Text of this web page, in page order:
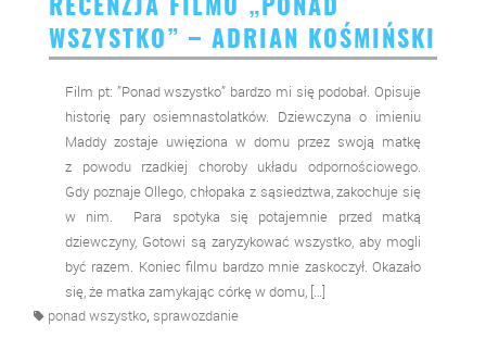
RECENZJA FILMU „PONAD
WSZYSTKO” – ADRIAN KOŚMIŃSKI
Film pt: ”Ponad wszystko” bardzo mi się podobał. Opisuje
historię pary osiemnastolatków. Dziewczyna o imieniu
Maddy zostaje uwięziona w domu przez swoją matkę
z powodu rzadkiej choroby układu odpornościowego.
Gdy poznaje Ollego, chłopaka z sąsiedztwa, zakochuje się
w nim. Para spotyka się potajemnie przed matką
dziewczyny, Gotowi są zaryzykować wszystko, aby mogli
być razem. Koniec filmu bardzo mnie zaskoczył. Okazało
się, że matka zamykając córkę w domu, […]
ponad wszystko, sprawozdanie